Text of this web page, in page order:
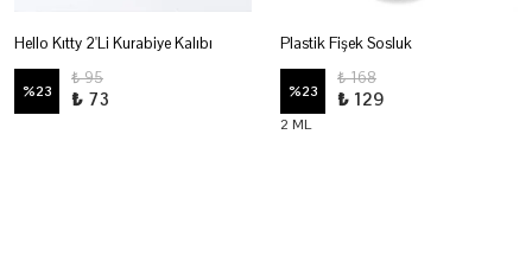
Hello Kıtty 2'Li Kurabiye Kalıbı
%23
₺ 95
₺ 73
Plastik Fişek Sosluk
%23
₺ 168
₺ 129
2 ML